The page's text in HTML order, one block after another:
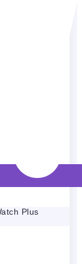
Plus